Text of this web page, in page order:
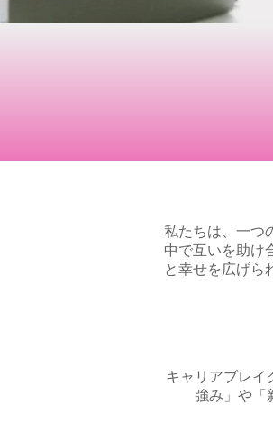
私たちは、一つ
中で互いを助け
と幸せを広げら
キャリアブレイ
強み」や「